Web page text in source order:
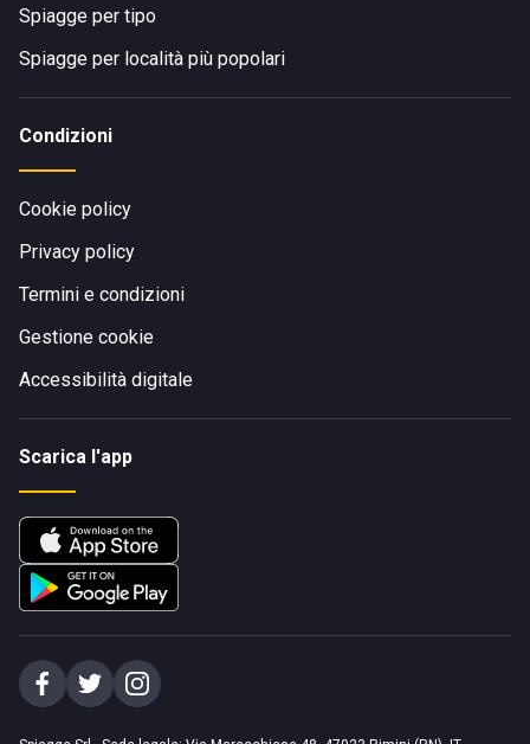
Spiagge per tipo
Spiagge per località più popolari
Condizioni
Cookie policy
Privacy policy
Termini e condizioni
Gestione cookie
Accessibilità digitale
Scarica l'app